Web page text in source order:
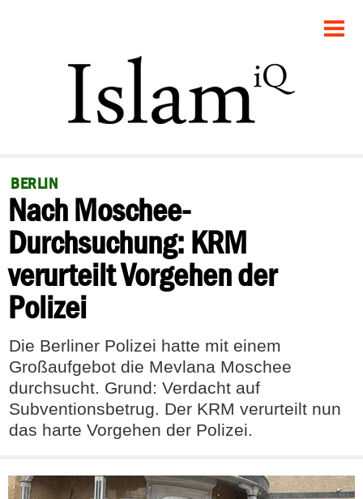
POLITIK
GESELLSCHAFT
RECHT
FEUILLETON
DEBATTE
BERLIN
Nach Moschee-
Durchsuchung: KRM
verurteilt Vorgehen der
Polizei
Die Berliner Polizei hatte mit einem
Großaufgebot die Mevlana Moschee
durchsucht. Grund: Verdacht auf
Subventionsbetrug. Der KRM verurteilt nun
das harte Vorgehen der Polizei.